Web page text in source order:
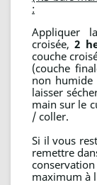
:
Appliquer
croisée,2
couche
(couche
non humide
laisser
main sur le
/ coller.
Si il vous
remettre
maximum à